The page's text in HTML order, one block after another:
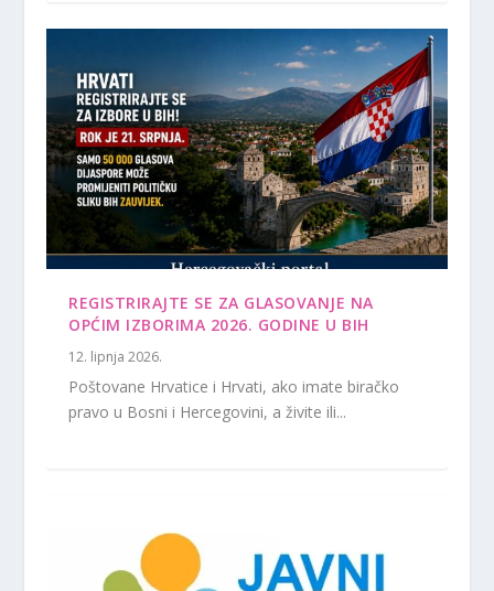
REGISTRIRAJTE SE ZA GLASOVANJE NA
OPĆIM IZBORIMA 2026. GODINE U BIH
12. lipnja 2026.
Poštovane Hrvatice i Hrvati, ako imate biračko
pravo u Bosni i Hercegovini, a živite ili...